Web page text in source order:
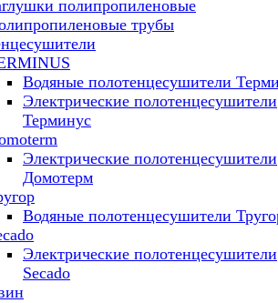
полипропиленовые
трубы
Водяные полотенцесушители
Электрические полотенцесушители
Терминус
Электрические полотенцесушители
Домотерм
Водяные полотенцесушители
Электрические полотенцесушители
Secado